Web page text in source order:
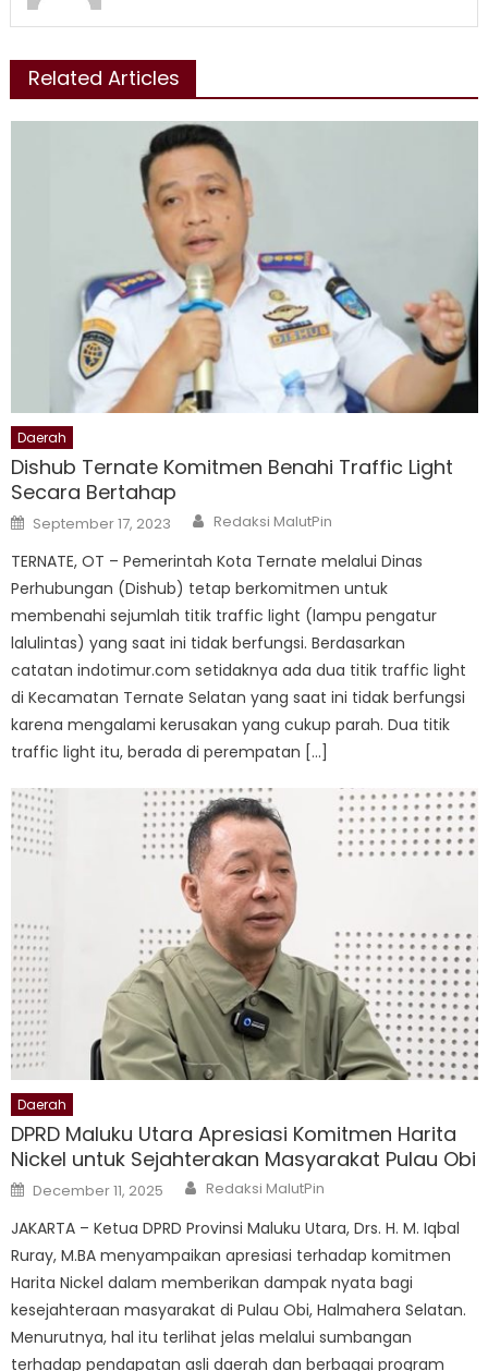
Related Articles
Daerah
Dishub Ternate Komitmen Benahi Traffic Light
Secara Bertahap
Posted
on
September 17, 2023 Author
Redaksi MalutPin
TERNATE, OT – Pemerintah Kota Ternate melalui Dinas
Perhubungan (Dishub) tetap berkomitmen untuk
membenahi sejumlah titik traffic light (lampu pengatur
lalulintas) yang saat ini tidak berfungsi. Berdasarkan
catatan indotimur.com setidaknya ada dua titik traffic light
di Kecamatan Ternate Selatan yang saat ini tidak berfungsi
karena mengalami kerusakan yang cukup parah. Dua titik
traffic light itu, berada di perempatan […]
Daerah
DPRD Maluku Utara Apresiasi Komitmen Harita
Nickel untuk Sejahterakan Masyarakat Pulau Obi
Posted
on
December 11, 2025 Author
Redaksi MalutPin
JAKARTA – Ketua DPRD Provinsi Maluku Utara, Drs. H. M. Iqbal
Ruray, M.BA menyampaikan apresiasi terhadap komitmen
Harita Nickel dalam memberikan dampak nyata bagi
kesejahteraan masyarakat di Pulau Obi, Halmahera Selatan.
Menurutnya, hal itu terlihat jelas melalui sumbangan
terhadap pendapatan asli daerah dan berbagai program